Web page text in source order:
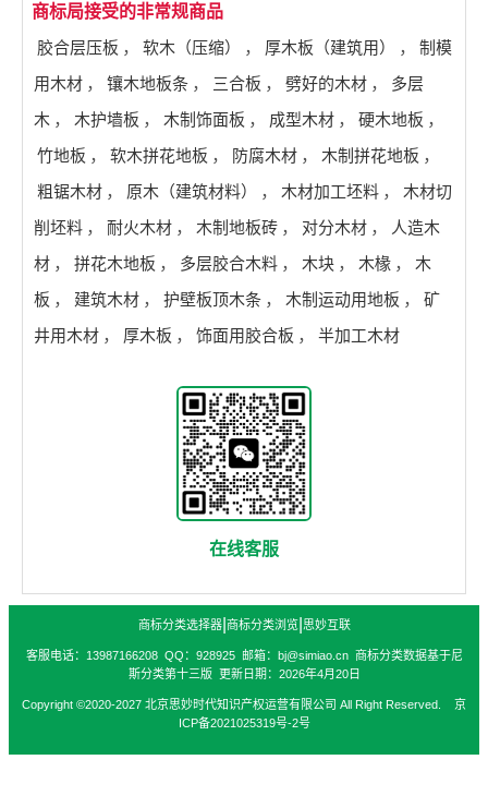
商标局接受的非常规商品
胶合层压板 ， 软木（压缩） ， 厚木板（建筑用） ，
制模
用木材 ， 镶木地板条 ， 三合板 ， 劈好的木材 ，
多层
木 ， 木护墙板 ， 木制饰面板 ， 成型木材 ， 硬木地板 ，
竹地板 ， 软木拼花地板 ， 防腐木材 ， 木制拼花地板 ，
粗锯木材 ， 原木（建筑材料） ， 木材加工坯料 ，
木材切
削坯料 ， 耐火木材 ， 木制地板砖 ， 对分木材 ，
人造木
材 ， 拼花木地板 ， 多层胶合木料 ， 木块 ， 木椽 ，
木
板 ， 建筑木材 ， 护壁板顶木条 ， 木制运动用地板 ，
矿
井用木材 ， 厚木板 ， 饰面用胶合板 ， 半加工木材
在线客服
商标分类选择器| 商标分类浏览| 思妙互联
客服电话：13987166208 QQ：928925 邮箱：bj@simiao.cn 商标分类数据基于尼
斯分类第十三版 更新日期：2026年4月20日
Copyright ©2020-2027 北京思妙时代知识产权运营有限公司 All Right Reserved. 京
ICP备2021025319号-2号